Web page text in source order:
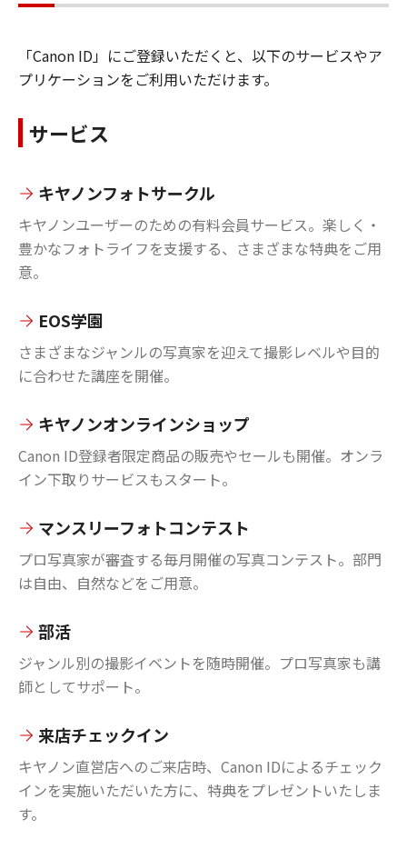
「Canon ID」にご登録いただくと、以下のサービスやア
プリケーションをご利用いただけます。
サービス
キヤノンフォトサークル
キヤノンユーザーのための有料会員サービス。楽しく・
豊かなフォトライフを支援する、さまざまな特典をご用
意。
EOS学園
さまざまなジャンルの写真家を迎えて撮影レベルや目的
に合わせた講座を開催。
キヤノンオンラインショップ
Canon ID登録者限定商品の販売やセールも開催。オンラ
イン下取りサービスもスタート。
マンスリーフォトコンテスト
プロ写真家が審査する毎月開催の写真コンテスト。部門
は自由、自然などをご用意。
部活
ジャンル別の撮影イベントを随時開催。プロ写真家も講
師としてサポート。
来店チェックイン
キヤノン直営店へのご来店時、Canon IDによるチェック
インを実施いただいた方に、特典をプレゼントいたしま
す。